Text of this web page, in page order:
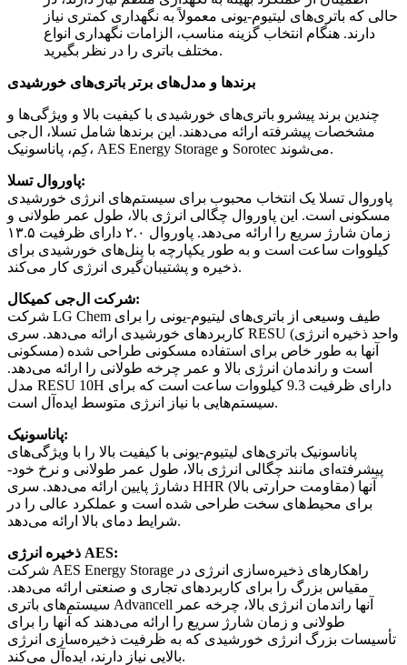
حالی که باتری‌های لیتیوم-یونی معمولاً به نگهداری کمتری نیاز
دارند. هنگام انتخاب گزینه مناسب، الزامات نگهداری انواع
مختلف باتری را در نظر بگیرید.
برندها و مدل‌های برتر باتری‌های خورشیدی
چندین برند پیشرو باتری‌های خورشیدی با کیفیت بالا و ویژگی‌ها و
مشخصات پیشرفته ارائه می‌دهند. این برندها شامل تسلا، ال‌جی
کِم، پاناسونیک، AES Energy Storage و Sorotec می‌شوند.
پاوروال تسلا:
پاوروال تسلا یک انتخاب محبوب برای سیستم‌های انرژی خورشیدی
مسکونی است. این پاوروال چگالی انرژی بالا، طول عمر طولانی و
زمان شارژ سریع را ارائه می‌دهد. پاوروال ۲.۰ دارای ظرفیت ۱۳.۵
کیلووات ساعت است و به طور یکپارچه با پنل‌های خورشیدی برای
ذخیره و پشتیبان‌گیری انرژی کار می‌کند.
شرکت ال‌جی کمیکال:
شرکت LG Chem طیف وسیعی از باتری‌های لیتیوم-یونی را برای
کاربردهای خورشیدی ارائه می‌دهد. سری RESU (واحد ذخیره انرژی
مسکونی) آنها به طور خاص برای استفاده مسکونی طراحی شده
است و راندمان انرژی بالا و عمر چرخه طولانی را ارائه می‌دهد.
مدل RESU 10H دارای ظرفیت 9.3 کیلووات ساعت است که برای
سیستم‌هایی با نیاز انرژی متوسط ​​ایده‌آل است.
پاناسونیک:
پاناسونیک باتری‌های لیتیوم-یونی با کیفیت بالا را با ویژگی‌های
پیشرفته‌ای مانند چگالی انرژی بالا، طول عمر طولانی و نرخ خود-
دشارژ پایین ارائه می‌دهد. سری HHR (مقاومت حرارتی بالا) آنها
برای محیط‌های سخت طراحی شده است و عملکرد عالی را در
شرایط دمای بالا ارائه می‌دهد.
ذخیره انرژی AES:
شرکت AES Energy Storage راهکارهای ذخیره‌سازی انرژی در
مقیاس بزرگ را برای کاربردهای تجاری و صنعتی ارائه می‌دهد.
سیستم‌های باتری Advancell آنها راندمان انرژی بالا، چرخه عمر
طولانی و زمان شارژ سریع را ارائه می‌دهند که آنها را برای
تأسیسات بزرگ انرژی خورشیدی که به ظرفیت ذخیره‌سازی انرژی
بالایی نیاز دارند، ایده‌آل می‌کند.